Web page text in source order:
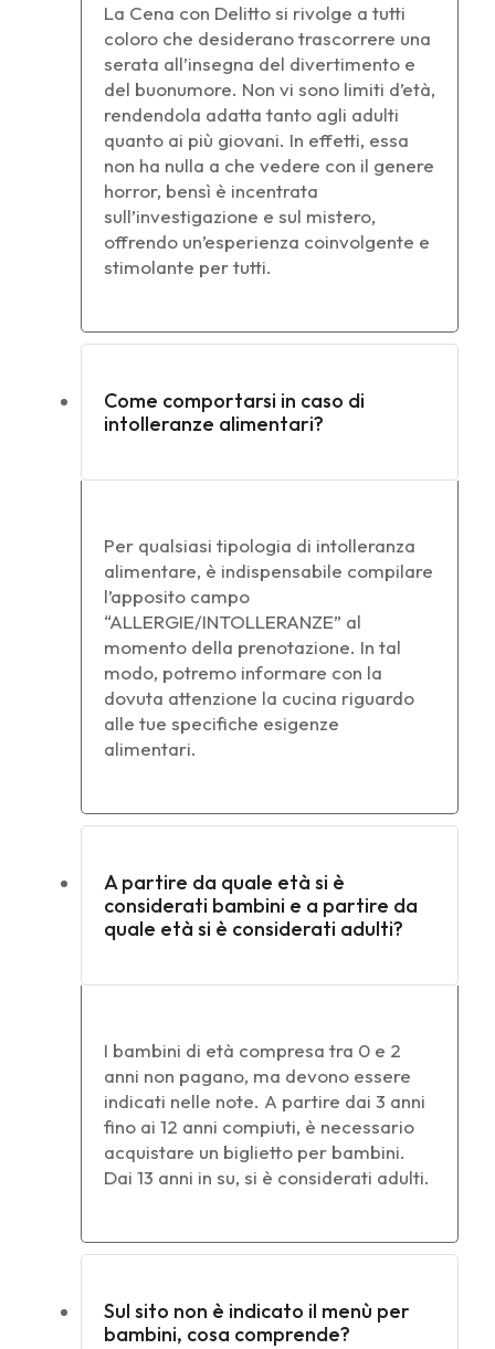
La Cena con Delitto si rivolge a tutti
coloro che desiderano trascorrere una
serata all’insegna del divertimento e
del buonumore. Non vi sono limiti d’età,
rendendola adatta tanto agli adulti
quanto ai più giovani. In effetti, essa
non ha nulla a che vedere con il genere
horror, bensì è incentrata
sull’investigazione e sul mistero,
offrendo un’esperienza coinvolgente e
stimolante per tutti.
Come comportarsi in caso di
intolleranze alimentari?
Per qualsiasi tipologia di intolleranza
alimentare, è indispensabile compilare
l’apposito campo
“ALLERGIE/INTOLLERANZE” al
momento della prenotazione. In tal
modo, potremo informare con la
dovuta attenzione la cucina riguardo
alle tue specifiche esigenze
alimentari.
A partire da quale età si è
considerati bambini e a partire da
quale età si è considerati adulti?
I bambini di età compresa tra 0 e 2
anni non pagano, ma devono essere
indicati nelle note. A partire dai 3 anni
fino ai 12 anni compiuti, è necessario
acquistare un biglietto per bambini.
Dai 13 anni in su, si è considerati adulti.
Sul sito non è indicato il menù per
bambini, cosa comprende?